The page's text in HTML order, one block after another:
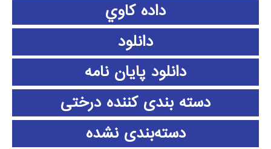
داده كاوي
دانلود
دانلود پايان نامه
دسته بندی کننده درختی
دسته‌بندی نشده